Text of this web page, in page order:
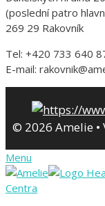
(poslední patro
269 29 Rakovník
Tel: +420 733 640
E-mail:
© 2026 Amelie
Menu
Centra